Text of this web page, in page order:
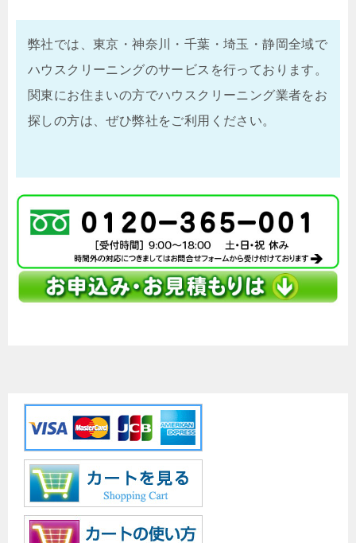
弊社では、東京・神奈川・千葉・埼玉・静岡全域で
ハウスクリーニングのサービスを行っております。
関東にお住まいの方でハウスクリーニング業者をお
探しの方は、ぜひ弊社をご利用ください。